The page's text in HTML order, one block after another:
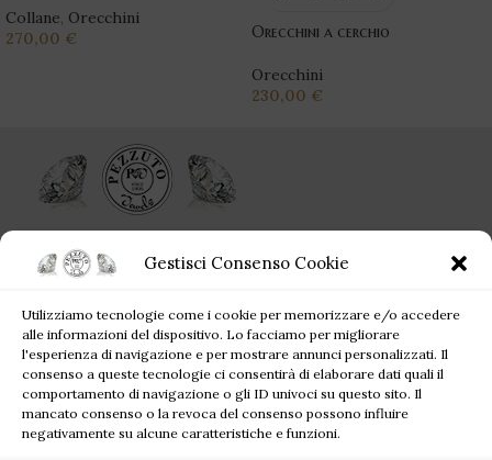
Gestisci Consenso Cookie
Utilizziamo tecnologie come i cookie per memorizzare e/o accedere
alle informazioni del dispositivo. Lo facciamo per migliorare
l'esperienza di navigazione e per mostrare annunci personalizzati. Il
consenso a queste tecnologie ci consentirà di elaborare dati quali il
comportamento di navigazione o gli ID univoci su questo sito. Il
mancato consenso o la revoca del consenso possono influire
negativamente su alcune caratteristiche e funzioni.
Collane, Orecchini
270,00 € Orecchini a cerchio
Orecchini
230,00 €
Ogni singolo gioiello acquistato da Pezzuto Jewels è per sempre!
Tel: +39 081 81 81 945
Mail: pezzutofrancesco21@gmail.com
JEWELS BLOG